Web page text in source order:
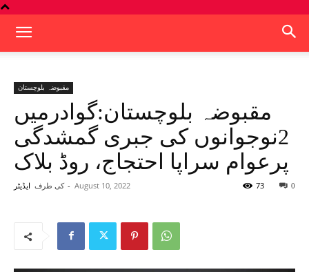
مقبوضہ بلوچستان
مقبوضہ بلوچستان:گوادرمیں
2نوجوانوں کی جبری گمشدگی
پرعوام سراپا احتجاج، روڈ بلاک
کی طرف ایڈیٹر - August 10, 2022 0
73